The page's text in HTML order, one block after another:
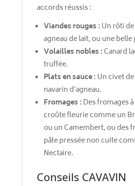
accords réussis :
Viandes rouges : Un rôti
agneau de lait, ou une belle
Volailles nobles :Canard
truffée.
Plats en sauce : Un civet
navarin d'agneau.
Fromages : Des fromages
croûte fleurie comme un
ou un Camembert, ou des
pâte pressée non cuite
Nectaire.
Conseils CAVAVIN